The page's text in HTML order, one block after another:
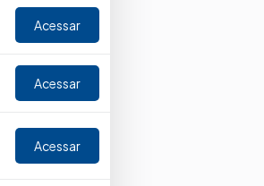
Acessar
Acessar
Acessar